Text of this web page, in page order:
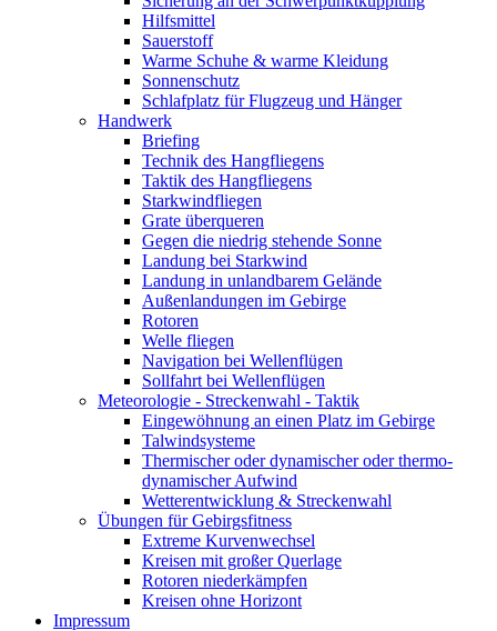
Hilfsmittel
Sauerstoff
Warme Schuhe & warme Kleidung
Sonnenschutz
Schlafplatz für Flugzeug und Hänger
Handwerk
Briefing
Technik des Hangfliegens
Taktik des Hangfliegens
Starkwindfliegen
Grate überqueren
Gegen die niedrig stehende Sonne
Landung bei Starkwind
Landung in unlandbarem Gelände
Außenlandungen im Gebirge
Rotoren
Welle fliegen
Navigation bei Wellenflügen
Sollfahrt bei Wellenflügen
Meteorologie - Streckenwahl - Taktik
Eingewöhnung an einen Platz im Gebirge
Talwindsysteme
Thermischer oder dynamischer oder thermo-
dynamischer Aufwind
Wetterentwicklung & Streckenwahl
Übungen für Gebirgsfitness
Extreme Kurvenwechsel
Kreisen mit großer Querlage
Rotoren niederkämpfen
Kreisen ohne Horizont
Impressum